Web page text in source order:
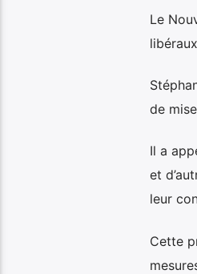
Le
de
Il a
et
leur
Cette